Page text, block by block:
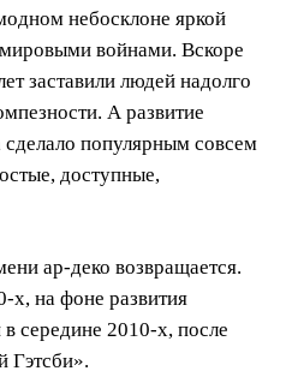
небосклоне яркой
войнами. Вскоре
заставили людей надолго
А развитие
сделало популярным совсем
доступные,
ар-деко возвращается.
х, на фоне развития
середине 2010-х, после
Гэтсби».